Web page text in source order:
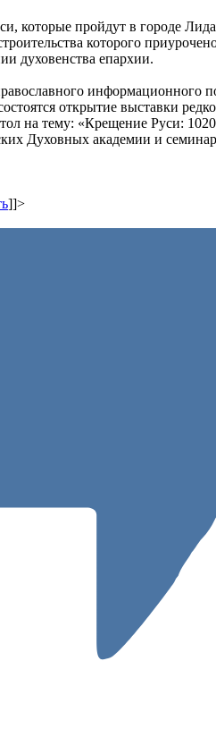
которые пройдут в городе
которого
духовенства епархии.
информационного
открытие выставки
на тему: «Крещение Руси:
Духовных академии и
]]>